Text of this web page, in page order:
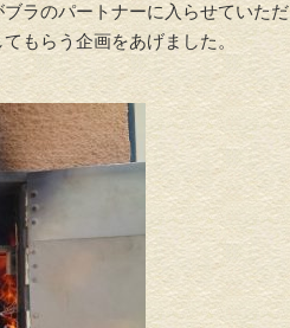
ラのパートナーに入らせていただ
もらう企画をあげました。